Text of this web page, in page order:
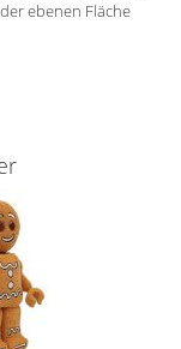
ebenen Fläche